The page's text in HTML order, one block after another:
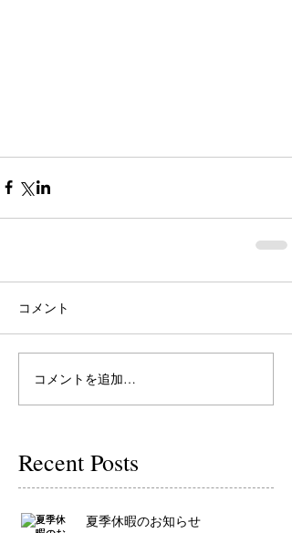
コメント
コメントを追加…
Recent Posts
夏季休暇のお知らせ